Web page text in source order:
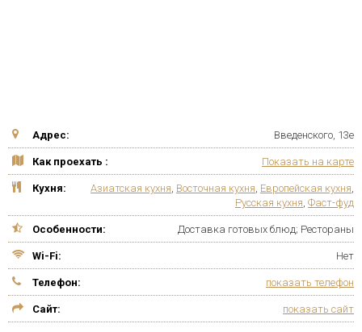
Адрес: Введенского, 13е
Как проехать : Показать на карте
Кухня: Азиатская кухня Восточная кухня Европейская кухня
Русская кухня Фаст-фуд
Особенности: Доставка готовых блюд; Рестораны
Wi-Fi: Нет
Телефон: показать телефон
Сайт: показать сайт